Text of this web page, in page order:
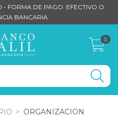
FORMA DE PAGO: EFECTIVO O
BANCARIA
0
> ORGANIZACION